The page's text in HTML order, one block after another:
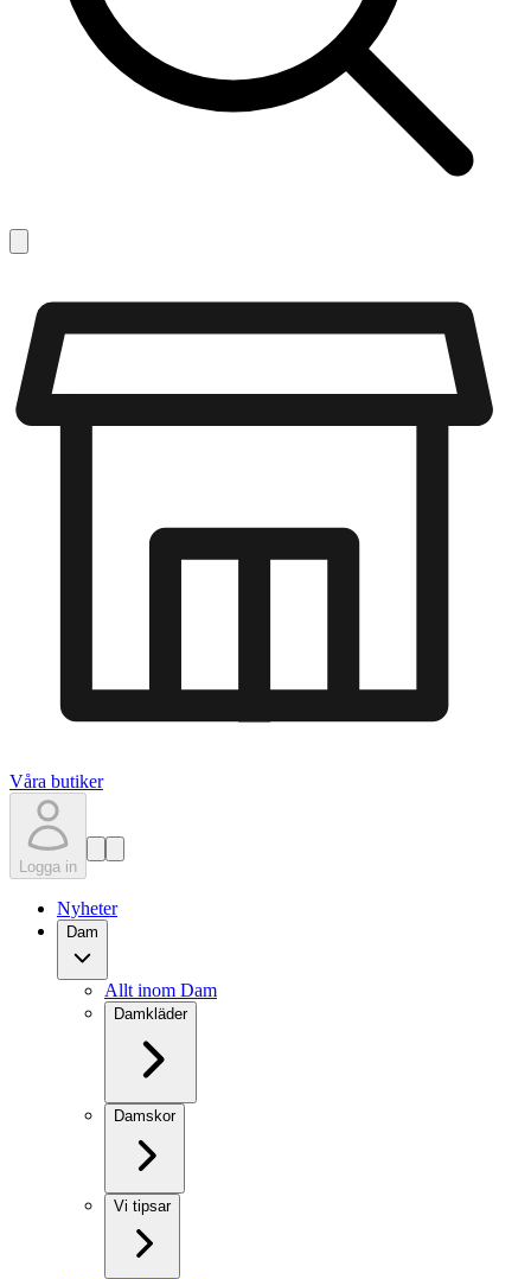
Våra butiker
Logga in
Nyheter
Dam
Allt inom Dam
Damkläder
Damskor
Vi tipsar